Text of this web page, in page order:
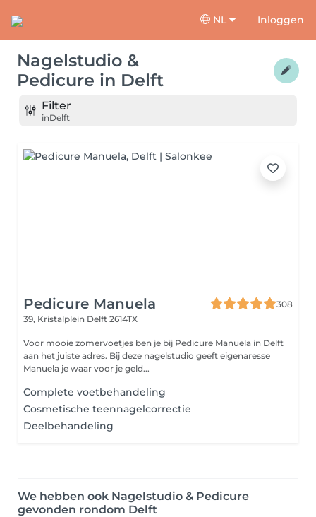
NL Inloggen
Nagelstudio &
Pedicure in Delft
Filter
inDelft
Pedicure Manuela
308
39, Kristalplein Delft 2614TX
Voor mooie zomervoetjes ben je bij Pedicure Manuela in Delft
aan het juiste adres. Bij deze nagelstudio geeft eigenaresse
Manuela je waar voor je geld...
Complete voetbehandeling
Cosmetische teennagelcorrectie
Deelbehandeling
We hebben ook Nagelstudio & Pedicure
gevonden rondom Delft